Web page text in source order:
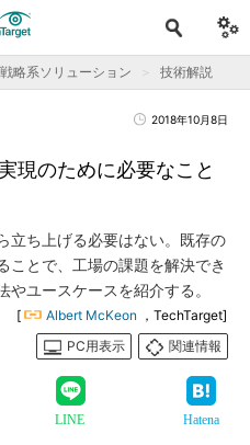
略系ソリューション 技術解説
2018年10月8日
現のために必要なこと
立ち上げる必要はない。既存の
ことで、工場の課題を解決でき
ユースケースを紹介する。
[ Albert McKeon ，TechTarget]
PC用表示
関連情報
LINE Hatena